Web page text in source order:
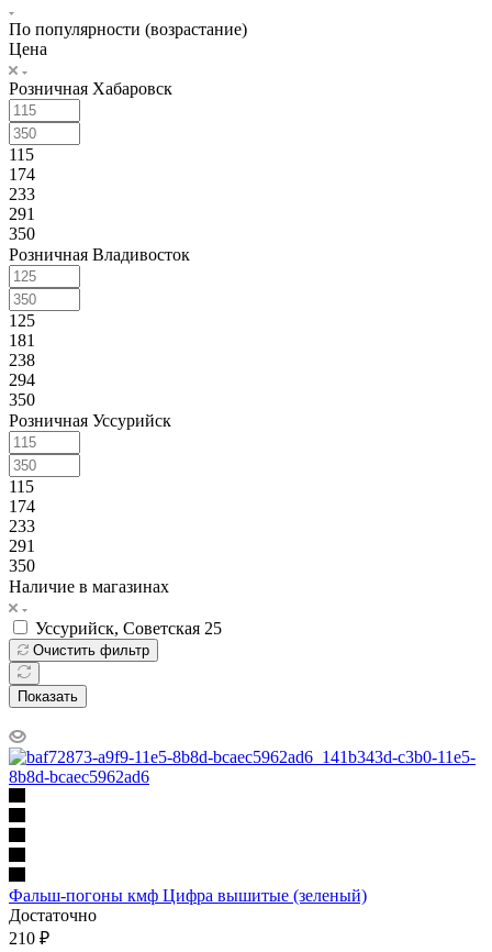
По популярности (возрастание)
Цена
Розничная Хабаровск
115
174
233
291
350
Розничная Владивосток
125
181
238
294
350
Розничная Уссурийск
115
174
233
291
350
Наличие в магазинах
Уссурийск, Советская 25
Очистить фильтр
Показать
Фальш-погоны кмф Цифра вышитые (зеленый)
Достаточно
210 ₽